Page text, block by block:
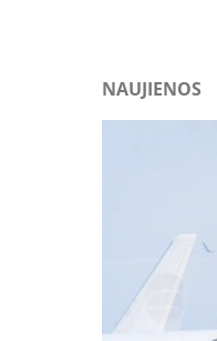
NAUJIENOS